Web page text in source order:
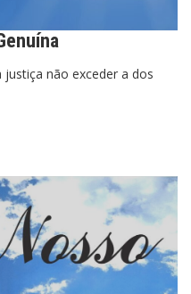
não exceder a dos